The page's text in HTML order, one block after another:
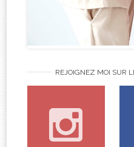
REJOIGNEZ MOI SUR